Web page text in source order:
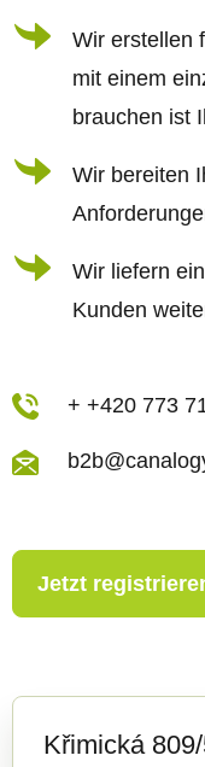
Wir erstellen
mit einem
brauchen ist
Wir bereiten
Wir liefern
Kunden
+ +420 773
Jetzt
Křimická